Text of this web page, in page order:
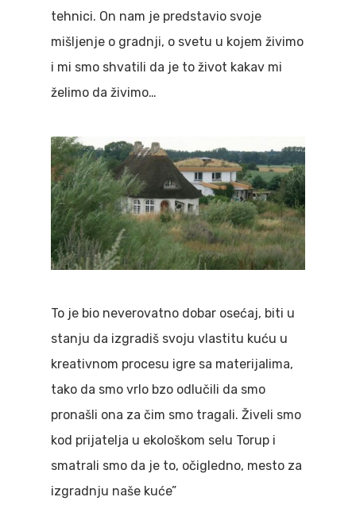
tehnici. On nam je predstavio svoje
mišljenje o gradnji, o svetu u kojem živimo
i mi smo shvatili da je to život kakav mi
želimo da živimo…
To je bio neverovatno dobar osećaj, biti u
stanju da izgradiš svoju vlastitu kuću u
kreativnom procesu igre sa materijalima,
tako da smo vrlo bzo odlučili da smo
pronašli ona za čim smo tragali. Živeli smo
kod prijatelja u ekološkom selu Torup i
smatrali smo da je to, očigledno, mesto za
izgradnju naše kuće”